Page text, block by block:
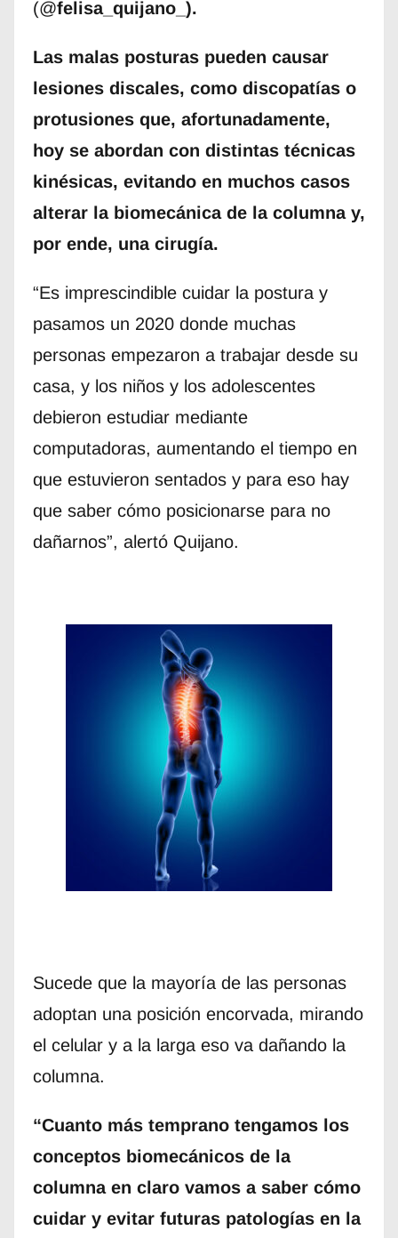
(@felisa_quijano_).
Las malas posturas pueden causar
lesiones discales, como discopatías o
protusiones que, afortunadamente,
hoy se abordan con distintas técnicas
kinésicas, evitando en muchos casos
alterar la biomecánica de la columna y,
por ende, una cirugía.
“Es imprescindible cuidar la postura y
pasamos un 2020 donde muchas
personas empezaron a trabajar desde su
casa, y los niños y los adolescentes
debieron estudiar mediante
computadoras, aumentando el tiempo en
que estuvieron sentados y para eso hay
que saber cómo posicionarse para no
dañarnos”, alertó Quijano.
Sucede que la mayoría de las personas
adoptan una posición encorvada, mirando
el celular y a la larga eso va dañando la
columna.
“Cuanto más temprano tengamos los
conceptos biomecánicos de la
columna en claro vamos a saber cómo
cuidar y evitar futuras patologías en la